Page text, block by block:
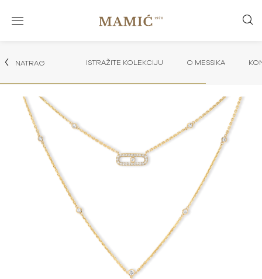
NATRAG ISTRAŽITE KOLEKCIJU O MESSIKA